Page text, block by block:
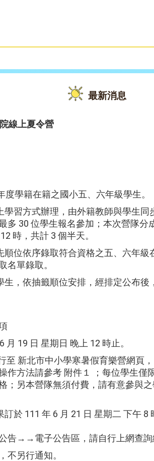
最新消息
線上夏令營
學籍在籍之國小五、六年級學生。
學習方式辦理，由外籍教師與學生同
多 30 位學生報名參加；本次營隊分
時，共計 3 個半天。
位依序錄取符合資格之五、六年級
名單錄取。
生，依抽籤順位安排，經排定公布後
19 日 星期日 晚上 12 時止。
至 新北市中小學寒暑假育樂營網頁
作方法請參考 附件１ ；每位學生僅
；另本營隊無須付費，請有意參與
於 111 年 6 月 21 日 星期二 下午 8
→→電子公告區，請自行上網查詢
不另行通知。